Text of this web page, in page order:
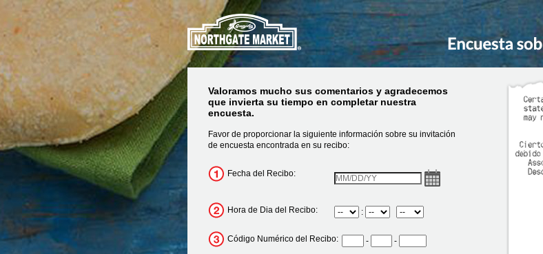
Valoramos mucho sus comentarios y agradecemos
que invierta su tiempo en completar nuestra
encuesta.
Favor de proporcionar la siguiente información sobre su invitación
de encuesta encontrada en su recibo:
Fecha del Recibo: VisitDate
Hora de Dia del Recibo: Hora
:
Código Numérico del Recibo:
-
-